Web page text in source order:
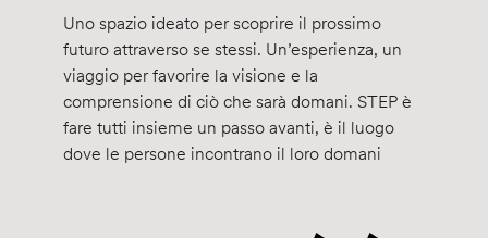
Uno spazio ideato per scoprire il prossimo
futuro attraverso se stessi. Un’esperienza, un
viaggio per favorire la visione e la
comprensione di ciò che sarà domani. STEP è
fare tutti insieme un passo avanti, è il luogo
dove le persone incontrano il loro domani